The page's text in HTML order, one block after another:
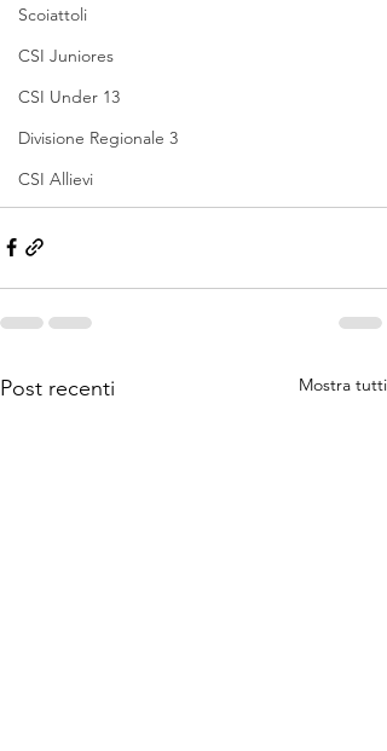
Scoiattoli
CSI Juniores
CSI Under 13
Divisione Regionale 3
CSI Allievi
Post recenti Mostra tutti